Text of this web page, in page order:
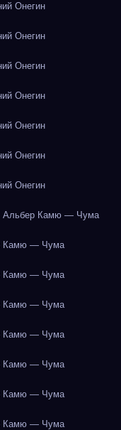
Онегин
Онегин
Онегин
Онегин
Онегин
Онегин
Онегин
Альбер Камю — Чума
Камю — Чума
Камю — Чума
Камю — Чума
Камю — Чума
Камю — Чума
Камю — Чума
Камю — Чума